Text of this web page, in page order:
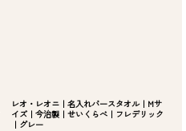
レオ・レオニ｜名入れバースタオル｜Mサ
イズ｜今治製｜せいくらべ｜フレデリック
｜グレー